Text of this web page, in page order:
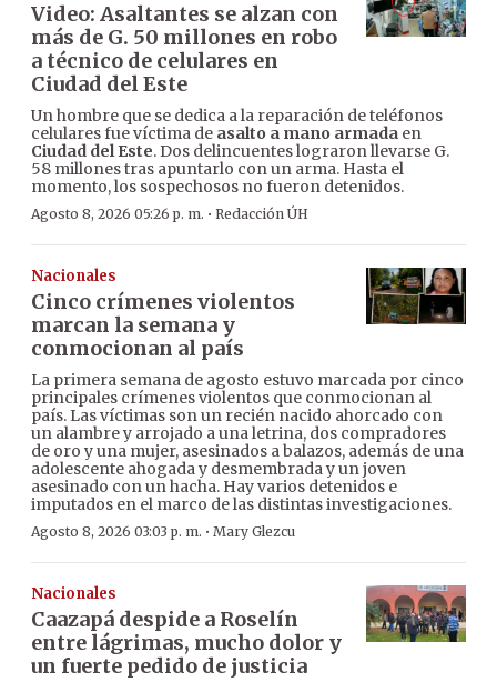
Video: Asaltantes se alzan con
más de G. 50 millones en robo
a técnico de celulares en
Ciudad del Este
Un hombre que se dedica a la reparación de teléfonos
celulares fue víctima de asalto a mano armada en
Ciudad del Este. Dos delincuentes lograron llevarse G.
58 millones tras apuntarlo con un arma. Hasta el
momento, los sospechosos no fueron detenidos.
Agosto 8, 2026 05:26 p. m. · Redacción ÚH
Nacionales
Cinco crímenes violentos
marcan la semana y
conmocionan al país
La primera semana de agosto estuvo marcada por cinco
principales crímenes violentos que conmocionan al
país. Las víctimas son un recién nacido ahorcado con
un alambre y arrojado a una letrina, dos compradores
de oro y una mujer, asesinados a balazos, además de una
adolescente ahogada y desmembrada y un joven
asesinado con un hacha. Hay varios detenidos e
imputados en el marco de las distintas investigaciones.
Agosto 8, 2026 03:03 p. m. · Mary Glezcu
Nacionales
Caazapá despide a Roselín
entre lágrimas, mucho dolor y
un fuerte pedido de justicia